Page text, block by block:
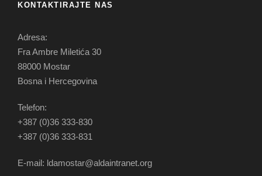
KONTAKTIRAJTE NAS
Adresa:
Fra Ambre Miletića 30
88000 Mostar
Bosna i Hercegovina
Telefon:
+387 (0)36 333-830
+387 (0)36 333-831
E-mail: ldamostar@aldaintranet.org